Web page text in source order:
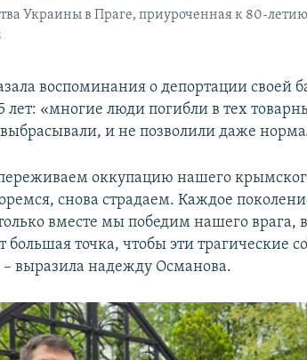
Украины в Праге, приуроченная к 80-
воспоминания о депортации своей
«многие люди погибли в тех
и не позволили даже
оккупацию нашего
снова страдаем. Каждое
вместе мы победим нашего врага,
большая точка, чтобы эти трагические
выразила надежду Османова.